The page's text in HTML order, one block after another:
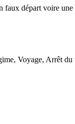
faux départ voire
Voyage, Arrêt